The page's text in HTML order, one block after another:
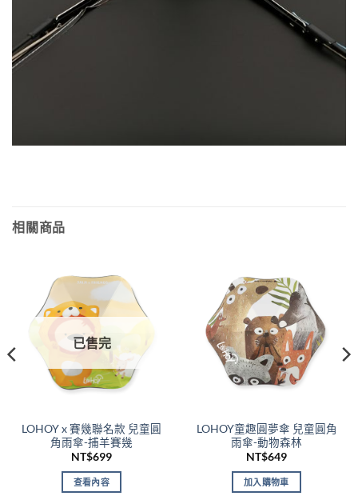
相關商品
已售完
LOHOY x 賽幾聯名款 兒童圓
角雨傘-捕羊賽幾
NT$699
查看內容
LOHOY童趣圓夢傘 兒童圓角
雨傘-動物森林
NT$649
加入購物車